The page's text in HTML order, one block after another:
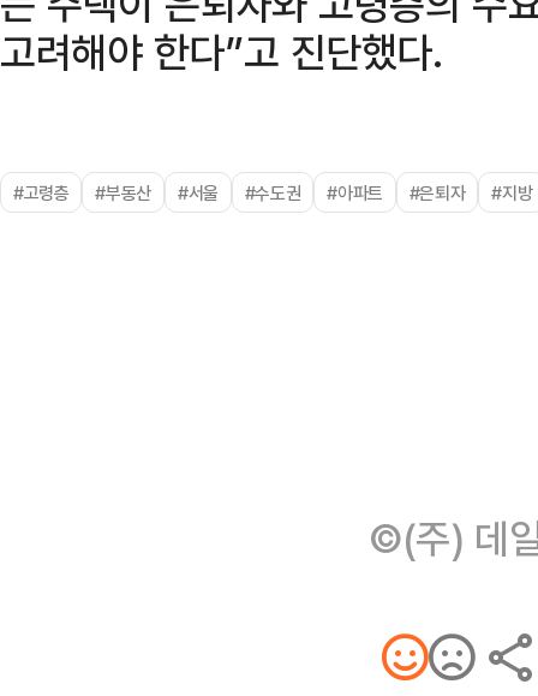
고려해야 한다”고 진단했다.
#고령층 #부동산 #서울 #수도권 #아파트 #은퇴자 #지방
©(주) 데